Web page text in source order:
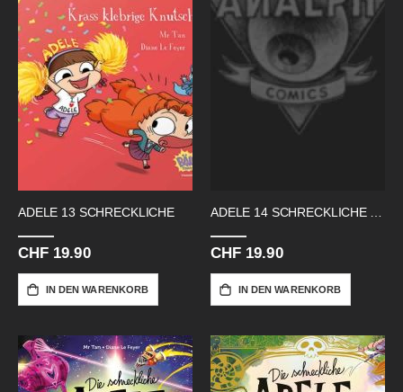
ADELE 13 SCHRECKLICHE
CHF 19.90
IN DEN WARENKORB
CHF 19.90
IN DEN WARENKORB